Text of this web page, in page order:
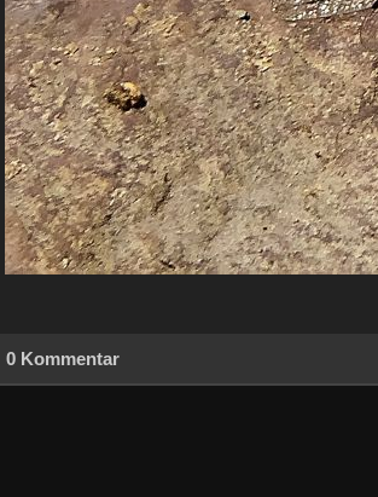
0 Kommentar